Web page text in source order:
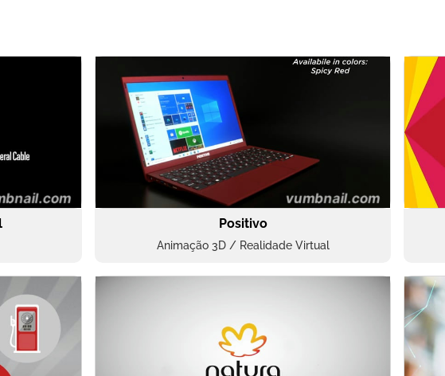
Positivo
Animação 3D / Realidade Virtual